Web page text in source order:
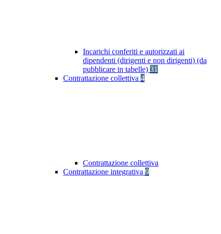
Incarichi conferiti e autorizzati ai
dipendenti (dirigenti e non dirigenti) (da
pubblicare in tabelle) 31
Contrattazione collettiva 4
Contrattazione collettiva
Contrattazione integrativa 9